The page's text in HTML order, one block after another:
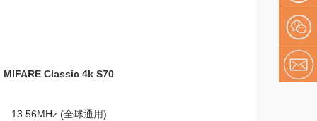
MIFARE Classic 4k S70
13.56MHz (全球通用)
134 209
79610
微信